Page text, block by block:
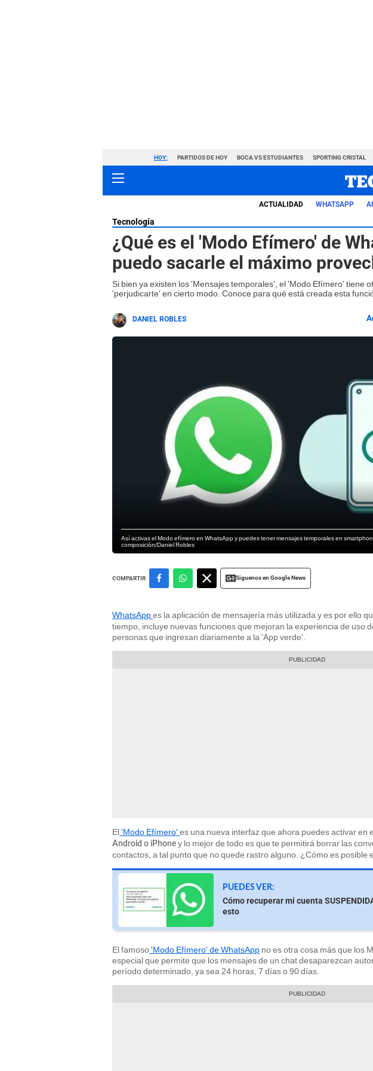
HOY: PARTIDOS DE HOY BOCA VS ESTUDIANTES SPORTING CRISTAL
ACTUALIDAD WHATSAPP
Tecnología
¿Qué es el 'Modo Efímero' de
puedo sacarle el máximo
Si bien ya existen los 'Mensajes temporales', el 'Modo Efímero' tiene
'perjudicarte' en cierto modo. Conoce para qué está creada esta
DANIEL ROBLES
Así activas el Modo efímero en WhatsApp y puedes tener mensajes temporales en
composición/Daniel Robles
COMPARTIR Siguenos en Google News
WhatsAppes la aplicación de mensajería más utilizada y es por ello
tiempo, incluye nuevas funciones que mejoran la experiencia de uso
personas que ingresan diariamente a la 'App verde'.
El'Modo Efímero' es una nueva interfaz que ahora puedes activar en
Android o iPhone y lo mejor de todo es que te permitirá borrar las
contactos, a tal punto que no quede rastro alguno. ¿Cómo es posible
PUEDES VER:
Cómo recuperar mi cuenta
esto
El famoso'Modo Efímero' de WhatsApp no es otra cosa más que los
especial que permite que los mensajes de un chat desaparezcan
período determinado, ya sea 24 horas, 7 días o 90 días.